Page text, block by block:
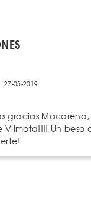
27-05-2019
gracias
Vilmota!!!! Un beso